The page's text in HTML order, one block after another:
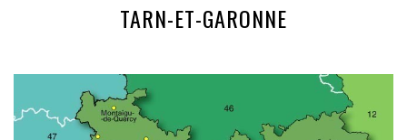
TARN-ET-GARONNE